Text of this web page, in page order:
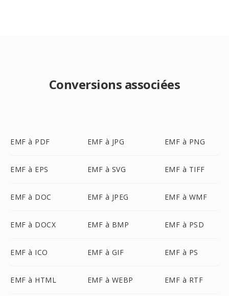
Conversions associées
EMF à PDF EMF à JPG EMF à PNG
EMF à EPS EMF à SVG EMF à TIFF
EMF à DOC EMF à JPEG EMF à WMF
EMF à DOCX EMF à BMP EMF à PSD
EMF à ICO EMF à GIF EMF à PS
EMF à HTML EMF à WEBP EMF à RTF